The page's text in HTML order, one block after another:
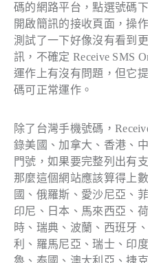
碼的網路平台，點選號碼
開啟簡訊的接收頁面，操
測試了一下好像沒有看到
訊，不確定 Receive SMS
運作上有沒有問題，但它
碼可正常運作。
除了台灣手機號碼，
錄美國、加拿大、香港、
門號，如果要完整列出有
那麼這個網站應該算得上
國、俄羅斯、愛沙尼亞、
印尼、日本、馬來西亞、
時、瑞典、波蘭、西班牙
利、羅馬尼亞、瑞士、印
魯、泰國、澳大利亞、捷